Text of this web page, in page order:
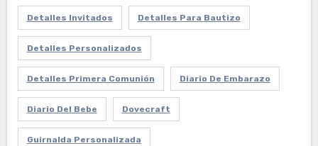
Detalles Invitados Detalles Para Bautizo
Detalles Personalizados
Detalles Primera Comunión Diario De Embarazo
Diario Del Bebe Dovecraft
Guirnalda Personalizada